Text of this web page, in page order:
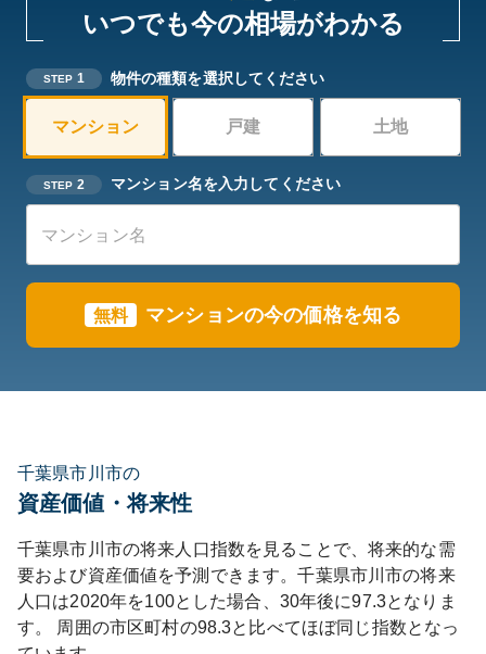
いつでも今の相場がわかる
STEP 1 物件の種類を選択してください
マンション 戸建 土地
STEP 2 マンション名を入力してください
無料 マンションの今の価格を知る
千葉県市川市の
資産価値・将来性
千葉県市川市の将来人口指数を見ることで、将来的な需
要および資産価値を予測できます。千葉県市川市の将来
人口は2020年を100とした場合、30年後に97.3となりま
す。
周囲の市区町村の98.3と比べてほぼ同じ指数となっ